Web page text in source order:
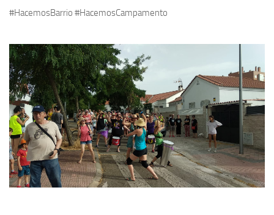
#HacemosBarrio #HacemosCampamento